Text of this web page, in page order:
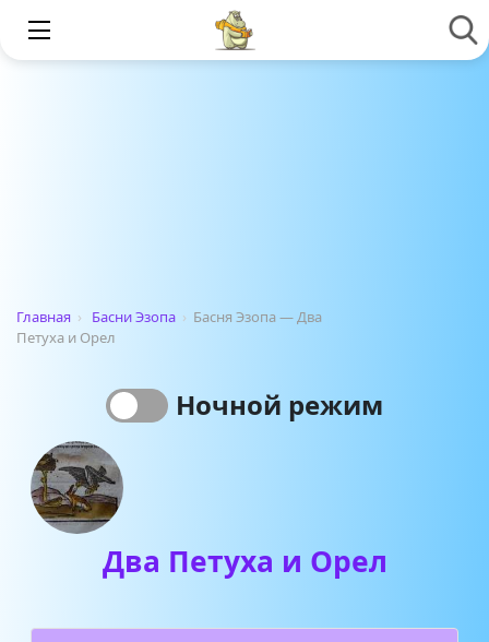
Главная › Басни Эзопа › Басня Эзопа — Два
Петуха и Орел
Ночной режим
Два Петуха и Орел